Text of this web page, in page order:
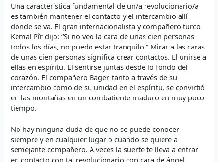
Una característica fundamental de un/a revolucionario/a
es también mantener el contacto y el intercambio allí
donde se va. El gran internacionalista y compañero turco
Kemal Pîr dijo: “Si no veo la cara de unas cien personas
todos los días, no puedo estar tranquilo.” Mirar a las caras
de unas cien personas significa crear contactos. El unirse a
ellas en espíritu. El sentirse juntas desde lo fondo del
corazón. El compañero Bager, tanto a través de su
intercambio como de su unidad en el espíritu, se convirtió
en las montañas en un combatiente maduro en muy poco
tiempo.
No hay ninguna duda de que no se puede conocer
siempre y en cualquier lugar o cuando se quiere a
semejante compañero. A veces la suerte te lleva a entrar
en contacto con tal revolucionario con cara de ángel,